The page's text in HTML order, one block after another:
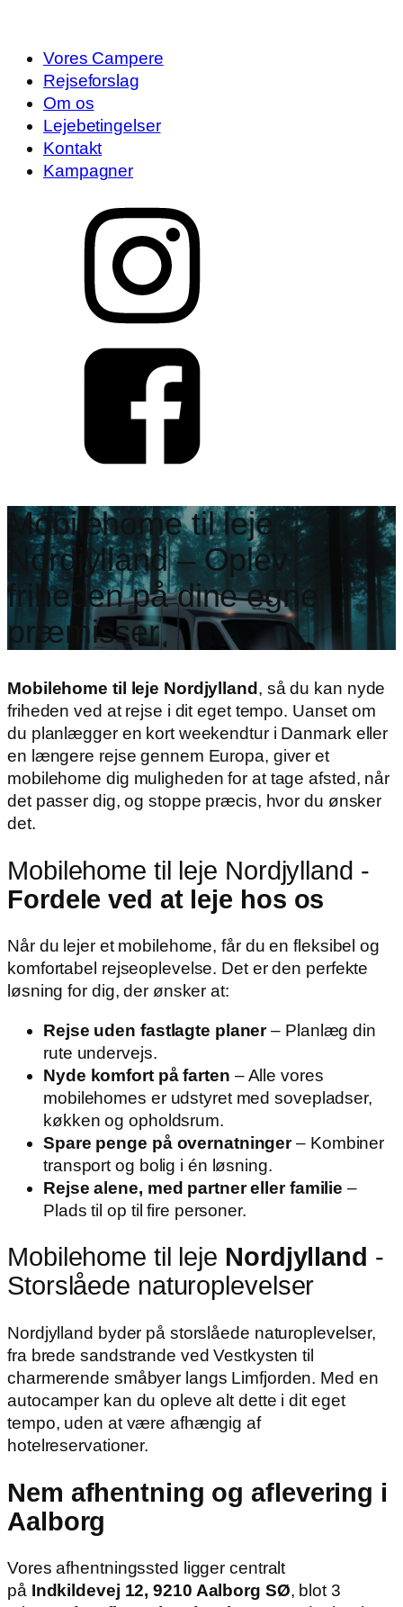
Vores Campere
Rejseforslag
Om os
Lejebetingelser
Kontakt
Kampagner
Mobilehome til leje
Nordjylland – Oplev
friheden på dine egne
præmisser
Mobilehome til leje Nordjylland , så du kan nyde
friheden ved at rejse i dit eget tempo. Uanset om
du planlægger en kort weekendtur i Danmark eller
en længere rejse gennem Europa, giver et
mobilehome dig muligheden for at tage afsted, når
det passer dig, og stoppe præcis, hvor du ønsker
det.
Mobilehome til leje Nordjylland -
Fordele ved at leje hos os
Når du lejer et mobilehome, får du en fleksibel og
komfortabel rejseoplevelse. Det er den perfekte
løsning for dig, der ønsker at:
Rejse uden fastlagte planer– Planlæg din
rute undervejs.
Nyde komfort på farten – Alle vores
mobilehomes er udstyret med sovepladser,
køkken og opholdsrum.
Spare penge på overnatninger– Kombiner
transport og bolig i én løsning.
Rejse alene, med partner eller familie –
Plads til op til fire personer.
Mobilehome til leje Nordjylland -
Storslåede naturoplevelser
Nordjylland byder på storslåede naturoplevelser,
fra brede sandstrande ved Vestkysten til
charmerende småbyer langs Limfjorden. Med en
autocamper kan du opleve alt dette i dit eget
tempo, uden at være afhængig af
hotelreservationer.
Nem afhentning og aflevering i
Aalborg
Vores afhentningssted ligger centralt
på Indkildevej 12, 9210 Aalborg SØ, blot 3